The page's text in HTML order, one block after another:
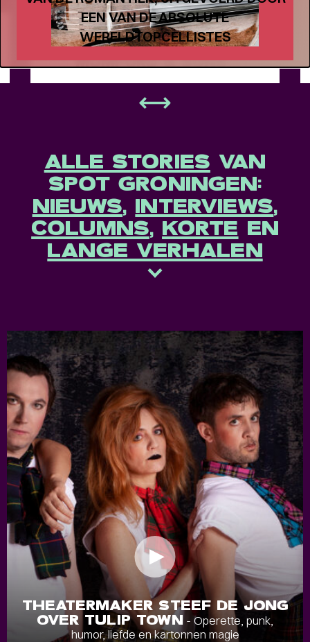
Meet the band Longread
MEET THE BAND:
MUMFORD & SONS-
ALLE STORIES VAN
SPOT GRONINGEN:
NIEUWS, INTERVIEWS,
COLUMNS, KORTE EN
LANGE VERHALEN
THEATERMAKER STEEF DE JONG
OVER TULIP TOWN - Operette, punk,
humor, liefde en kartonnen magie
EEN VAN DE ABSOLUTE
WERELDTOPCELLISTES